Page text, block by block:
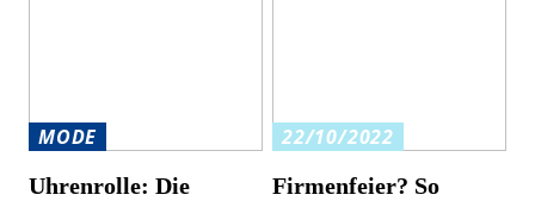
MODE
Uhrenrolle: Die
22/10/2022
Firmenfeier? So